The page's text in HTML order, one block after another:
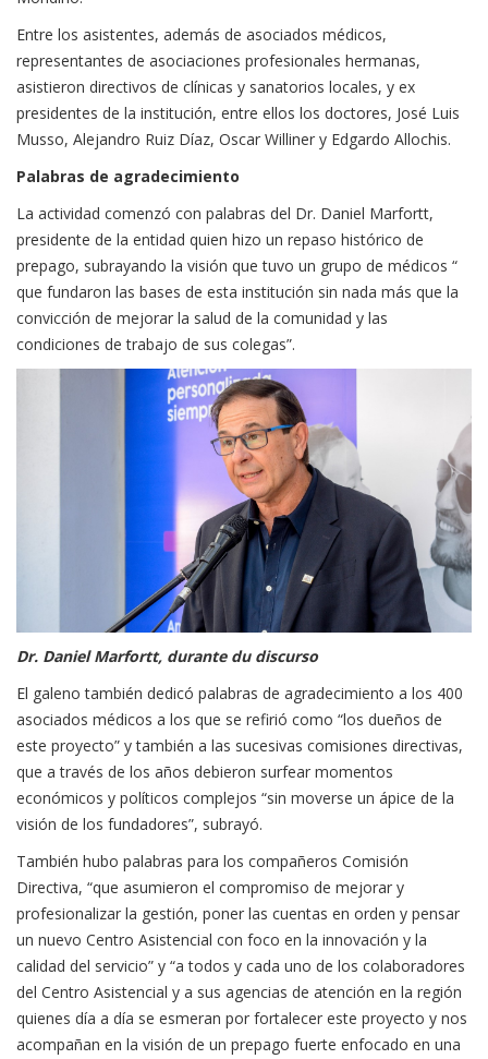
Entre los asistentes, además de asociados médicos,
representantes de asociaciones profesionales hermanas,
asistieron directivos de clínicas y sanatorios locales, y ex
presidentes de la institución, entre ellos los doctores, José Luis
Musso, Alejandro Ruiz Díaz, Oscar Williner y Edgardo Allochis.
Palabras de agradecimiento
La actividad comenzó con palabras del Dr. Daniel Marfortt,
presidente de la entidad quien hizo un repaso histórico de
prepago, subrayando la visión que tuvo un grupo de médicos “
que fundaron las bases de esta institución sin nada más que la
convicción de mejorar la salud de la comunidad y las
condiciones de trabajo de sus colegas”.
Dr. Daniel Marfortt, durante du discurso
El galeno también dedicó palabras de agradecimiento a los 400
asociados médicos a los que se refirió como “los dueños de
este proyecto” y también a las sucesivas comisiones directivas,
que a través de los años debieron surfear momentos
económicos y políticos complejos “sin moverse un ápice de la
visión de los fundadores”, subrayó.
También hubo palabras para los compañeros Comisión
Directiva, “que asumieron el compromiso de mejorar y
profesionalizar la gestión, poner las cuentas en orden y pensar
un nuevo Centro Asistencial con foco en la innovación y la
calidad del servicio” y “a todos y cada uno de los colaboradores
del Centro Asistencial y a sus agencias de atención en la región
quienes día a día se esmeran por fortalecer este proyecto y nos
acompañan en la visión de un prepago fuerte enfocado en una